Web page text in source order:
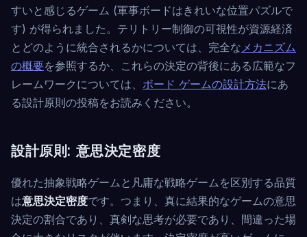
すいと感じるゲーム (軍事ボードはきれいな位置パズルで
す) が得られました。テリトリー制御の可視性が資源経済
とどのように統合されるかについては、完全なメカニズム
の概要を参照するか、これらの決定の背後にある広範なフ
レームワークについては、 ボード ゲームの設計方法にあ
る設計原則の投稿をお読みください。
設計原則: 意思決定密度
優れた抽象戦略ゲームと凡庸な戦略ゲームを区別する品質
は意思決定密度です。つまり、真に結果的なゲームの意思
決定の割合であり、真剣な思考が必要であり、間違った場